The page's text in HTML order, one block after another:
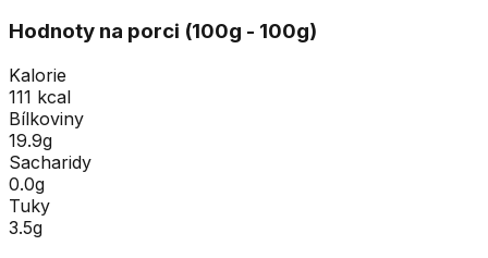
Hodnoty na porci (100g - 100g)
Kalorie
111 kcal
Bílkoviny
19.9g
Sacharidy
0.0g
Tuky
3.5g